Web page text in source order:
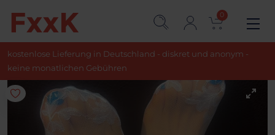
0
kostenlose Lieferung in Deutschland - diskret und anonym -
keine monatlichen Gebühren